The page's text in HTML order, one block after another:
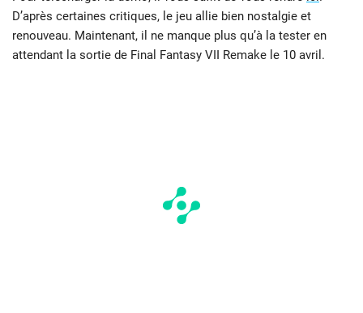
D’après certaines critiques, le jeu allie bien nostalgie et
renouveau. Maintenant, il ne manque plus qu’à la tester en
attendant la sortie de Final Fantasy VII Remake le 10 avril.